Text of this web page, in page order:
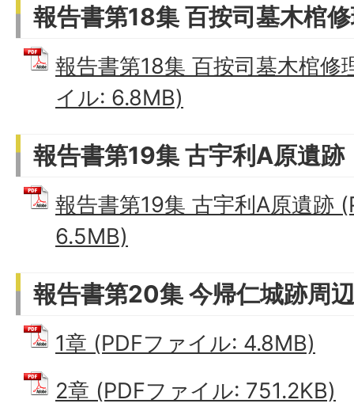
報告書第18集 百按司墓木棺
報告書第18集 百按司墓木棺修
イル: 6.8MB)
報告書第19集 古宇利A原遺跡
報告書第19集 古宇利A原遺跡
6.5MB)
報告書第20集 今帰仁城跡周
1章 (PDFファイル: 4.8MB)
2章 (PDFファイル: 751.2KB)